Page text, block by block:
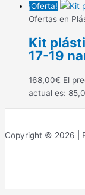
¡Oferta!
Ofertas en
Kit
17-19
168,00€ El
actual es:
Copyright © 2026 |